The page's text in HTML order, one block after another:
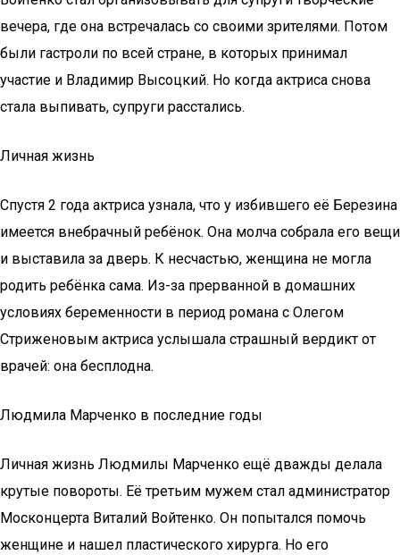
вечера, где она встречалась со своими зрителями. Потом
были гастроли по всей стране, в которых принимал
участие и Владимир Высоцкий. Но когда актриса снова
стала выпивать, супруги расстались.
Личная жизнь
Спустя 2 года актриса узнала, что у избившего её Березина
имеется внебрачный ребёнок. Она молча собрала его вещи
и выставила за дверь. К несчастью, женщина не могла
родить ребёнка сама. Из-за прерванной в домашних
условиях беременности в период романа с Олегом
Стриженовым актриса услышала страшный вердикт от
врачей: она бесплодна.
Людмила Марченко в последние годы
Личная жизнь Людмилы Марченко ещё дважды делала
крутые повороты. Её третьим мужем стал администратор
Москонцерта Виталий Войтенко. Он попытался помочь
женщине и нашел пластического хирурга. Но его